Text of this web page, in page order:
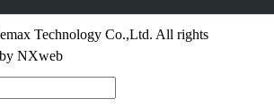
Technology Co.,Ltd. All rights
NXweb